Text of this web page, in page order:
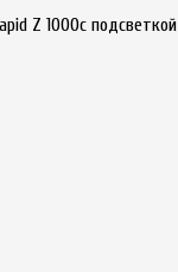
Z 1000с подсветкой